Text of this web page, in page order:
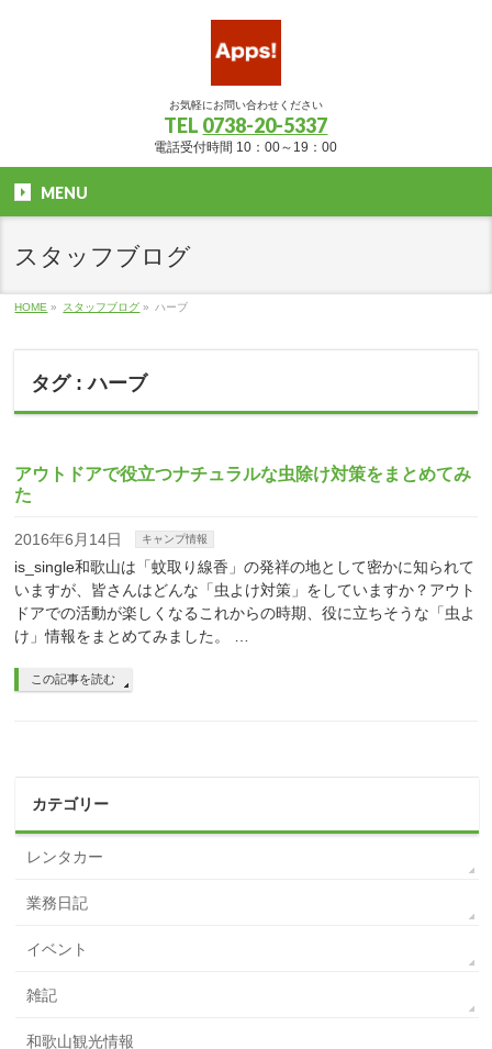
お気軽にお問い合わせください
TEL 0738-20-5337
電話受付時間 10：00～19：00
MENU
スタッフブログ
HOME » スタッフブログ » ハーブ
タグ : ハーブ
アウトドアで役立つナチュラルな虫除け対策をまとめてみ
た
2016年6月14日 キャンプ情報
is_single和歌山は「蚊取り線香」の発祥の地として密かに知られて
いますが、皆さんはどんな「虫よけ対策」をしていますか？アウト
ドアでの活動が楽しくなるこれからの時期、役に立ちそうな「虫よ
け」情報をまとめてみました。 …
この記事を読む
カテゴリー
レンタカー
業務日記
イベント
雑記
和歌山観光情報